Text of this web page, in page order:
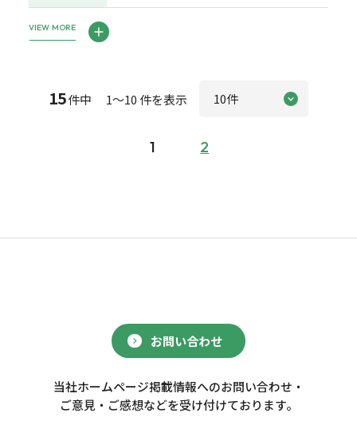
VIEW MORE
15件中 1～10 件を表示
1 2
お問い合わせ
当社ホームページ掲載情報へのお問い合わせ・
ご意見・ご感想などを受け付けております。